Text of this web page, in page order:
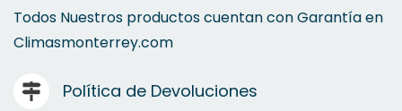
Todos Nuestros productos cuentan con Garantía en
Climasmonterrey.com
Política de Devoluciones